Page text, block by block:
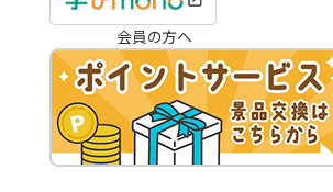
会員の方へ